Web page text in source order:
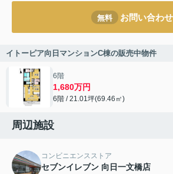
無料 お問い合わせ
イトーピア向日マンションC棟の販売中物件
6階
1,680万円
6階 / 21.01坪(69.46㎡)
周辺施設
コンビニエンスストア
セブンイレブン 向日一文橋店